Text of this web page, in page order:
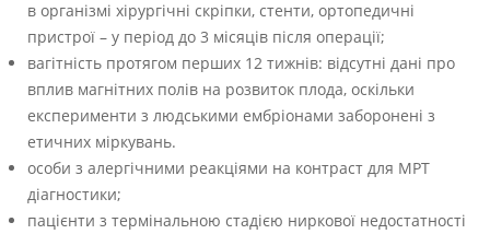
в організмі хірургічні скріпки, стенти, ортопедичні
пристрої – у період до 3 місяців після операції;
вагітність протягом перших 12 тижнів: відсутні дані про
вплив магнітних полів на розвиток плода, оскільки
експерименти з людськими ембріонами заборонені з
етичних міркувань.
особи з алергічними реакціями на контраст для МРТ
діагностики;
пацієнти з термінальною стадією ниркової недостатності